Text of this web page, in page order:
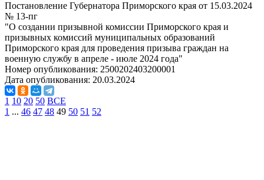
Постановление Губернатора Приморского края от 15.03.2024
№ 13-пг
"О создании призывной комиссии Приморского края и
призывных комиссий муниципальных образований
Приморского края для проведения призыва граждан на
военную службу в апреле - июле 2024 года"
Номер опубликования: 2500202403200001
Дата опубликования: 20.03.2024
1 10 20 50 ВСЕ
1 ... 46 47 48 49 50 51 52